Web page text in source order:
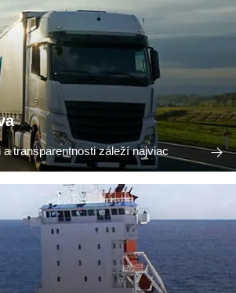
transparentnosti záleží najviac